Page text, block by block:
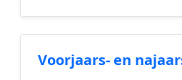
Voorjaars- en